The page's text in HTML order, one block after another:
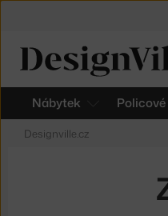
Nábytek
Designville.cz